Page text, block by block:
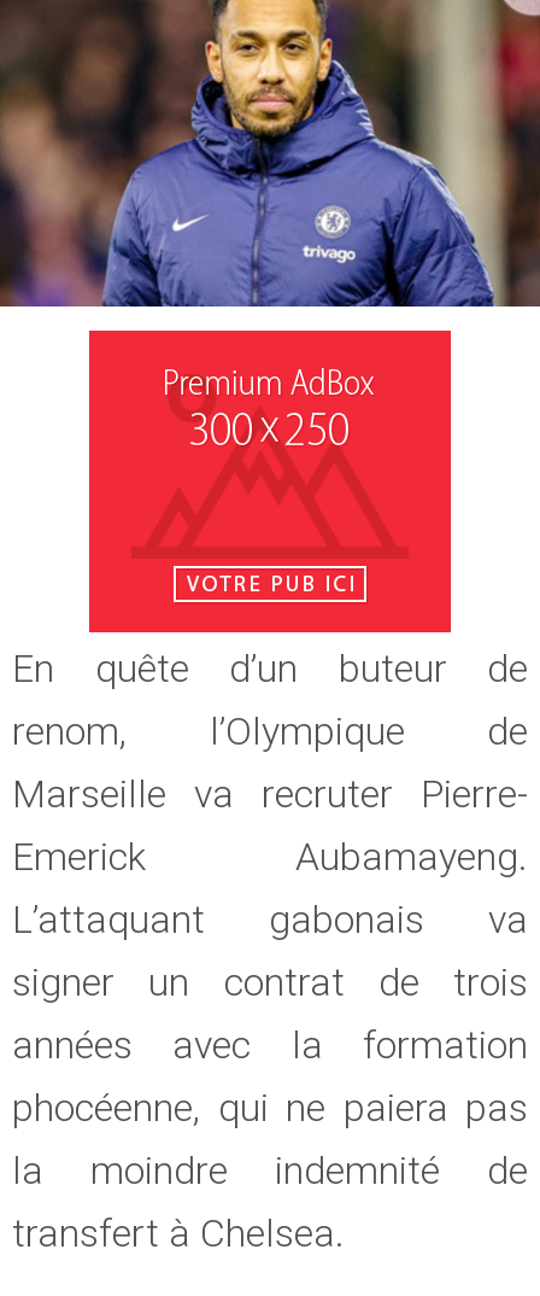
En quête d’un buteur de
renom, l’Olympique de
Marseille va recruter Pierre-
Emerick Aubamayeng.
L’attaquant gabonais va
signer un contrat de trois
années avec la formation
phocéenne, qui ne paiera pas
la moindre indemnité de
transfert à Chelsea.